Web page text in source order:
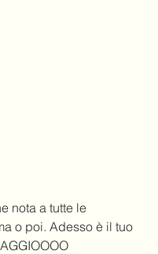
nota a tutte le
o poi. Adesso è il tuo